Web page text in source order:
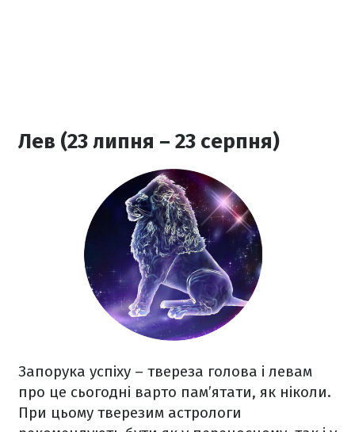
Лев (23 липня – 23 серпня)
Запорука успіху – твереза голова і левам
про це сьогодні варто пам’ятати, як ніколи.
При цьому тверезим астрологи